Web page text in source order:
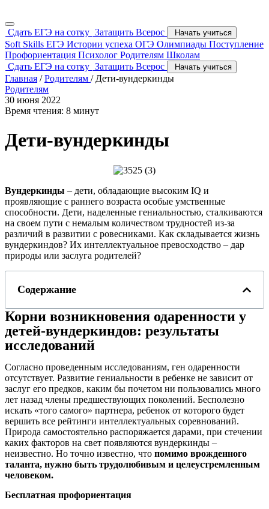
Сдать ЕГЭ на сотку Затащить Всерос Начать учиться
Soft Skills ЕГЭ Истории успеха ОГЭ Олимпиады Поступление
Профориентация Психолог Родителям Школам
Сдать ЕГЭ на сотку Затащить Всерос Начать учиться
Главная / Родителям /Дети-вундеркинды
Родителям
30 июня 2022
Время чтения: 8 минут
Дети-вундеркинды
Вундеркинды – дети, обладающие высоким IQ и
проявляющие с раннего возраста особые умственные
способности. Дети, наделенные гениальностью, сталкиваются
на своем пути с немалым количеством трудностей из-за
различий в развитии с ровесниками. Как складывается жизнь
вундеркиндов? Их интеллектуальное превосходство – дар
природы или заслуга родителей?
Содержание
Корни возникновения одаренности у
детей-вундеркиндов: результаты
исследований
Согласно проведенным исследованиям, ген одаренности
отсутствует. Развитие гениальности в ребенке не зависит от
заслуг его предков, каким бы почетом ни пользовались много
лет назад члены предшествующих поколений. Бесполезно
искать «того самого» партнера, ребенок от которого будет
вершить все рейтинги интеллектуальных соревнований.
Природа самостоятельно распоряжается дарами, при стечении
каких факторов на свет появляются вундеркинды –
неизвестно. Но точно известно, что помимо врожденного
таланта, нужно быть трудолюбивым и целеустремленным
человеком.
Бесплатная профориентация